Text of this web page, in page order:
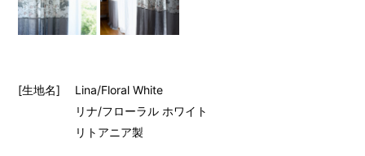
[生地名] Lina/Floral White
リナ/フローラル ホワイト
リトアニア製